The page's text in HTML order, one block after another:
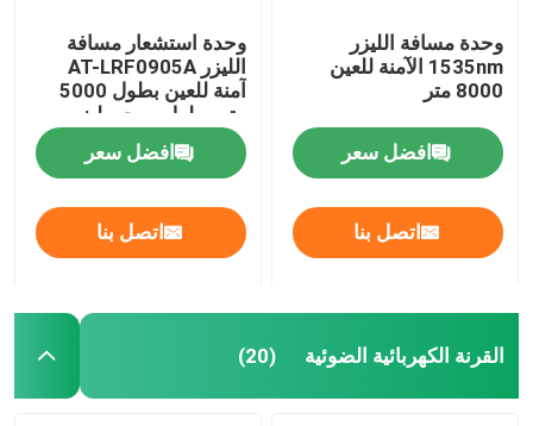
وحدة مسافة الليزر
1535nm الآمنة للعين
8000 متر
افضل سعر
اتصل بنا
وحدة استشعار مسافة
الليزر AT-LRF0905A
آمنة للعين بطول 5000
متر وطول موجي ليزر
1535 نانومتر
افضل سعر
اتصل بنا
القرنة الكهربائية الضوئية (20)